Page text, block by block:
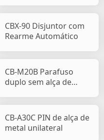
CBX-90 Disjuntor com
Rearme Automático
CB-M20B Parafuso
duplo sem alça de
CB-A30C PIN de alça de
metal unilateral